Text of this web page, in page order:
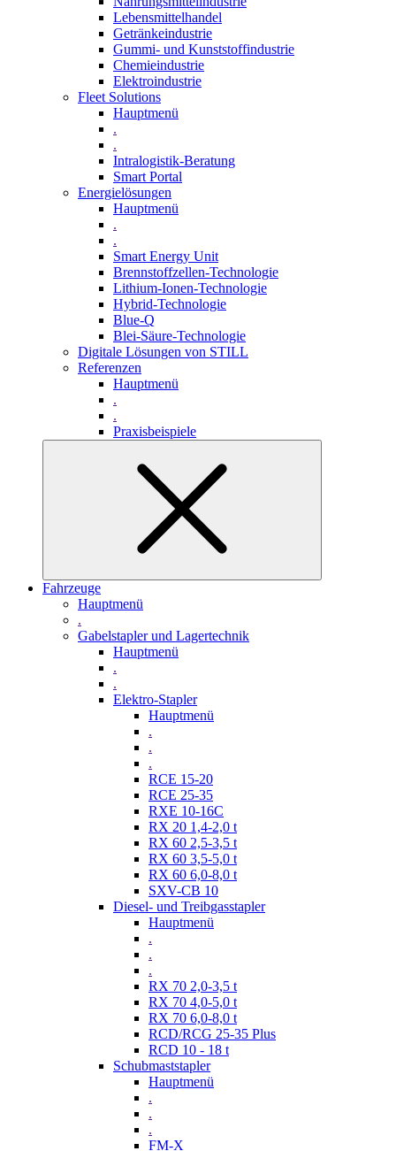
Lebensmittelhandel
Getränkeindustrie
Gummi­- und Kunststoffindustrie
Chemieindustrie
Elektroindustrie
Fleet Solutions
Hauptmenü
.
.
Intralogistik-Beratung
Smart Portal
Energielösungen
Hauptmenü
.
.
Smart Energy Unit
Brennstoffzellen-Technologie
Lithium-Ionen-Technologie
Hybrid-Technologie
Blue-Q
Blei-Säure-Technologie
Digitale Lösungen von STILL
Referenzen
Hauptmenü
.
.
Praxisbeispiele
Fahrzeuge
Hauptmenü
.
Gabelstapler und Lagertechnik
Hauptmenü
.
.
Elektro-Stapler
Hauptmenü
.
.
.
RCE 15-20
RCE 25-35
RXE 10-16C
RX 20 1,4-2,0 t
RX 60 2,5-3,5 t
RX 60 3,5-5,0 t
RX 60 6,0-8,0 t
SXV-CB 10
Diesel- und Treibgasstapler
Hauptmenü
.
.
.
RX 70 2,0-3,5 t
RX 70 4,0-5,0 t
RX 70 6,0-8,0 t
RCD/RCG 25-35 Plus
RCD 10 - 18 t
Schubmaststapler
Hauptmenü
.
.
.
FM-X